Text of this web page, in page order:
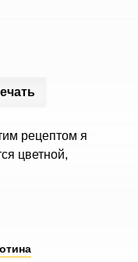
рецептом я
цветной,